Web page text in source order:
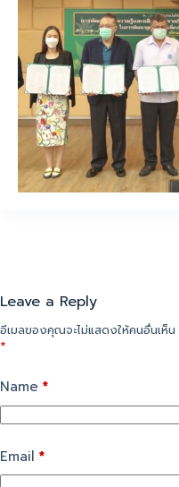
Leave a Reply
อีเมลของคุณจะไม่แสดงให้คนอื่นเห็น
*
Name *
Email *